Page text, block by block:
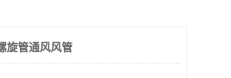
旋管通风风管